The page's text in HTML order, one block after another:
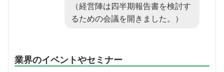
（経営陣は四半期報告書を検討す
るための会議を開きました。）
業界のイベントやセミナー